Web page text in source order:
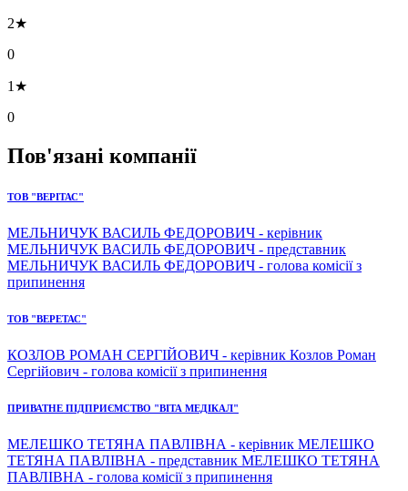
2★
0
1★
0
Пов'язані компанії
ТОВ "ВЕРІТАС"
МЕЛЬНИЧУК ВАСИЛЬ ФЕДОРОВИЧ - керівник
МЕЛЬНИЧУК ВАСИЛЬ ФЕДОРОВИЧ - представник
МЕЛЬНИЧУК ВАСИЛЬ ФЕДОРОВИЧ - голова комісії з
припинення
ТОВ "ВЕРЕТАС"
КОЗЛОВ РОМАН СЕРГІЙОВИЧ - керівник Козлов Роман
Сергійович - голова комісії з припинення
ПРИВАТНЕ ПІДПРИЄМСТВО "ВІТА МЕДІКАЛ"
МЕЛЕШКО ТЕТЯНА ПАВЛІВНА - керівник МЕЛЕШКО
ТЕТЯНА ПАВЛІВНА - представник МЕЛЕШКО ТЕТЯНА
ПАВЛІВНА - голова комісії з припинення